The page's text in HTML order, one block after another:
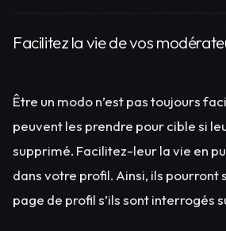
Facilitez la vie de vos
Être un modo n’est pas toujours
peuvent les prendre pour cible si
supprimé. Facilitez-leur la vie en
dans votre profil. Ainsi, ils pourront
page de profil s’ils sont interrogés